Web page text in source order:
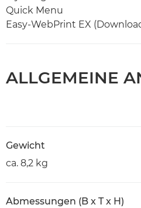
Quick Menu
Easy-WebPrint EX
ALLGEMEINE
Gewicht
ca. 8,2 kg
Abmessungen (B x T x H)